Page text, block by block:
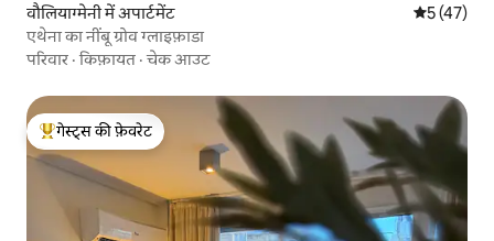
वौलियाग्मेनी में अपार्टमेंट औसत रेटिंग
5 (47)
एथेना का नींबू ग्रोव ग्लाइफ़ाडा
परिवार ·किफ़ायत ·चेक आउट
गेस्ट्स का टॉप फ़ेवरेट
गेस्ट्स की फ़ेवरेट